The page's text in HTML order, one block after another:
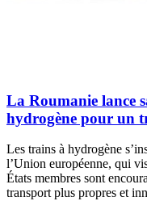
La Roumanie lance
hydrogène pour un
Les trains à hydrogène
l’Union européenne, qui
États membres sont
transport plus propres et